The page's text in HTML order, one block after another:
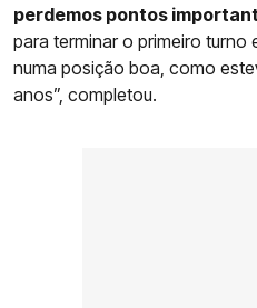
perdemos pontos
para terminar o primeiro turno
numa posição boa, como
anos”, completou.